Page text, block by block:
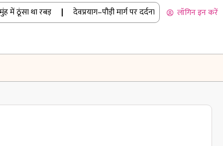
ठूंसा था रबड़ | देवप्रयाग–पौड़ी मार्ग पर दर्दनाक हादसा: कार खाई में
लॉगिन इन करें